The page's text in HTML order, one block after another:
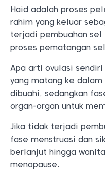
Haid adalah proses
rahim yang keluar
terjadi pembuahan
proses pematangan
Apa arti ovulasi
yang matang ke
dibuahi, sedangkan
organ-organ untuk
Jika tidak terjadi
fase menstruasi dan
berlanjut hingga
menopause.